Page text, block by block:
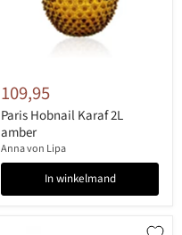
109,95
Paris Hobnail Karaf 2L
amber
Anna von Lipa
In winkelmand